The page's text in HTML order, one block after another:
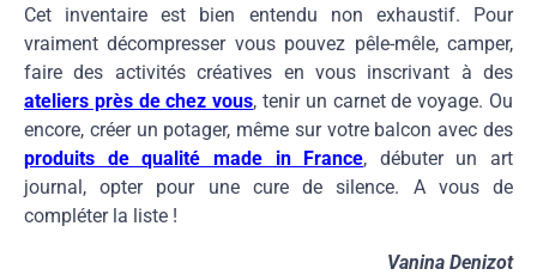
Cet inventaire est bien entendu non exhaustif. Pour
vraiment décompresser vous pouvez pêle-mêle, camper,
faire des activités créatives en vous inscrivant à des
ateliers près de chez vous, tenir un carnet de voyage. Ou
encore, créer un potager, même sur votre balcon avec des
produits de qualité made in France, débuter un art
journal, opter pour une cure de silence. A vous de
compléter la liste !
Vanina Denizot